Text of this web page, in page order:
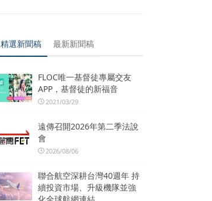
精選新聞稿 最新新聞稿
FLOC唯一基督徒專屬交友
APP，基督徒的新福音
2021/03/29
遠傳召開2026年第二季法說
會
2026/08/06
聯合航空深耕台灣40週年 持
續投資市場、升級機隊並強